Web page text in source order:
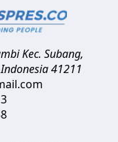
Kec. Subang,
Indonesia41211